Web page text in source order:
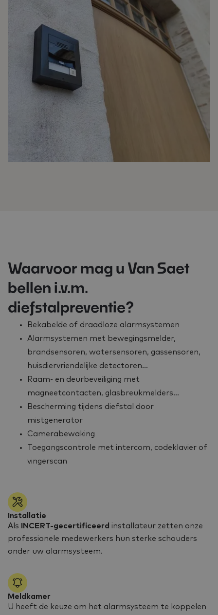
Waarvoor mag u Van Saet
bellen i.v.m.
diefstalpreventie?
Bekabelde of draadloze alarmsystemen
Alarmsystemen met bewegingsmelder,
brandsensoren, watersensoren, gassensoren,
huisdiervriendelijke detectoren…
Raam- en deurbeveiliging met
magneetcontacten, glasbreukmelders…
Bescherming tijdens diefstal door
mistgenerator
Camerabewaking
Toegangscontrole met intercom, codeklavier of
vingerscan
Installatie
Als
INCERT-gecertificeerd installateur zetten onze
professionele medewerkers hun sterke schouders
onder uw alarmsysteem.
Meldkamer
U heeft de keuze om het alarmsysteem te koppelen